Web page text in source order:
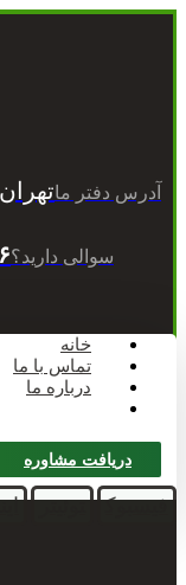
آدرس دفتر ما
سوالی دارید؟
خانه
تماس با ما
درباره ما
دریافت مشاوره
فیسبوک توئیتر